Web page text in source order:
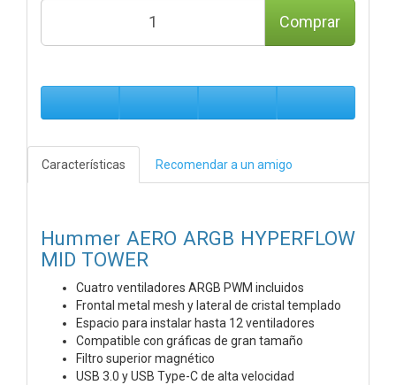
Comprar
Características Recomendar a un amigo
Hummer AERO ARGB HYPERFLOW
MID TOWER
Cuatro ventiladores ARGB PWM incluidos
Frontal metal mesh y lateral de cristal templado
Espacio para instalar hasta 12 ventiladores
Compatible con gráficas de gran tamaño
Filtro superior magnético
USB 3.0 y USB Type-C de alta velocidad